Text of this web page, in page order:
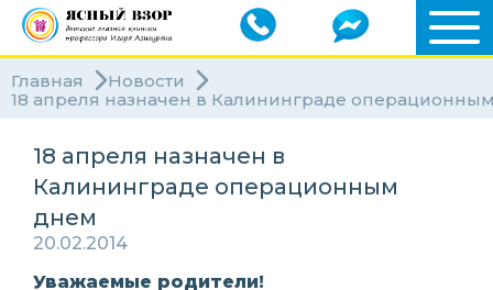
Главная
Новости
18 апреля назначен в Калининграде
18 апреля назначен в
Калининграде операционным
днем
20.02.2014
Уважаемые родители!